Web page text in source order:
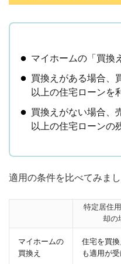
マイホームの「買換
買換えがある場合、
以上の住宅ローンを
買換えがない場合、
以上の住宅ローンの
適用の条件を比べてみまし
特定居住
却の
マイホームの
買換え
住宅を買
も適用が